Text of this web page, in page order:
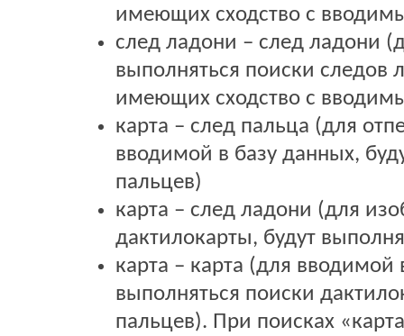
имеющих сходство с
след ладони – след ладони
выполняться поиски следов
имеющих сходство с
карта – след пальца (для
вводимой в базу данных,
пальцев)
карта – след ладони (для
дактилокарты, будут
карта – карта (для вводимой
выполняться поиски
пальцев). При поисках